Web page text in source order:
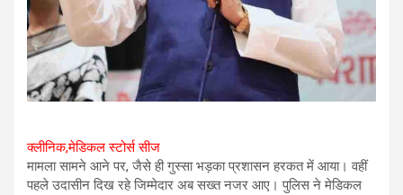
क्लीनिक,मेडिकल स्टोर्स सीज
मामला सामने आने पर, जैसे ही गुस्सा भड़का प्रशासन हरकत में आया। वहीं
पहले उदासीन दिख रहे जिम्मेदार अब सख्त नजर आए। पुलिस ने मेडिकल